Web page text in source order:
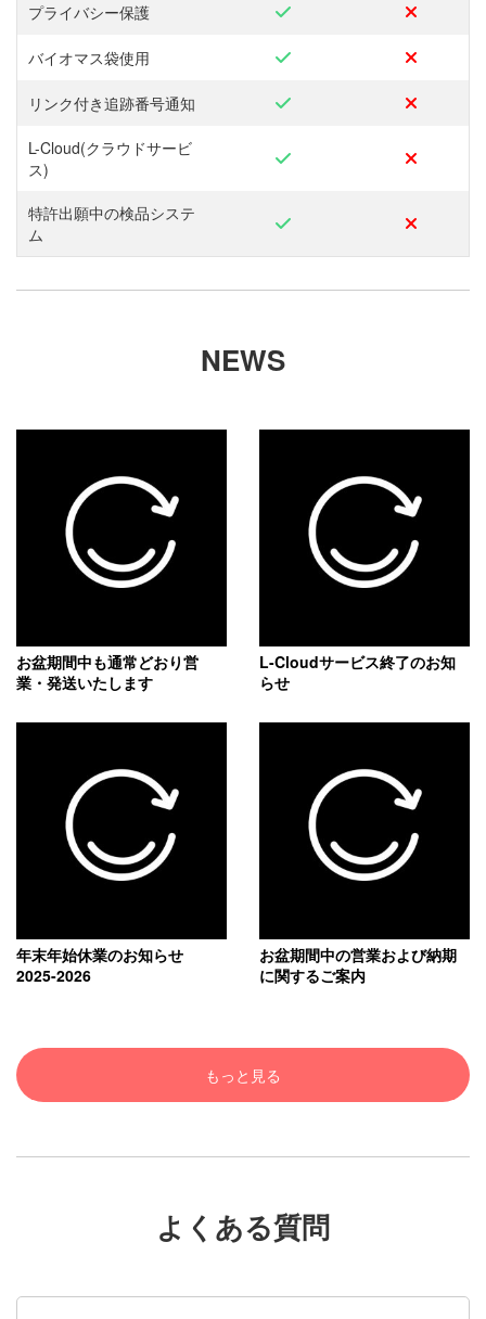
プライバシー保護
バイオマス袋使用
リンク付き追跡番号通知
L-Cloud(クラウドサービ
ス)
特許出願中の検品システ
ム
NEWS
お盆期間中も通常どおり営
業・発送いたします
L-Cloudサービス終了のお知
らせ
年末年始休業のお知らせ
2025-2026
お盆期間中の営業および納期
に関するご案内
もっと見る
よくある質問